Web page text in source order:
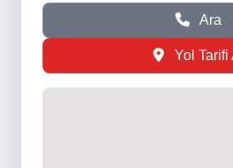
Ara
Yol Tarifi